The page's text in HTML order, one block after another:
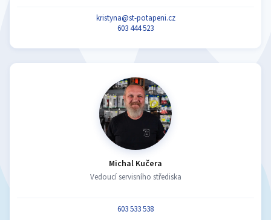
kristyna@st-potapeni.cz
603 444 523
Michal Kučera
Vedoucí servisního střediska
603 533 538